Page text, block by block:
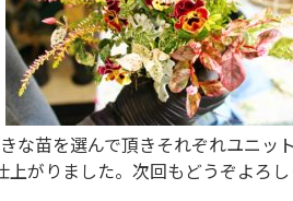
な苗を選んで頂きそれぞれユニ
がりました。次回もどうぞよろ